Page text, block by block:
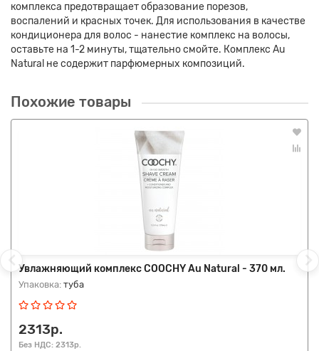
комплекса предотвращает образование порезов,
воспалений и красных точек. Для использования в качестве
кондиционера для волос - нанестие комплекс на волосы,
оставьте на 1-2 минуты, тщательно смойте. Комплекс Au
Natural не содержит парфюмерных композиций.
Похожие товары
Увлажняющий комплекс COOCHY Au Natural - 370 мл.
Упаковка: туба
2313р.
Без НДС: 2313р.